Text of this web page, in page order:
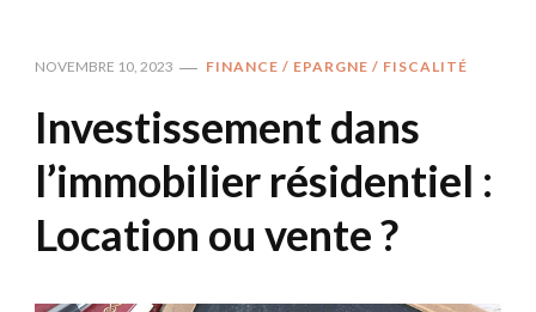
NOVEMBRE 10, 2023 FINANCE / EPARGNE / FISCALITÉ
Investissement dans
l’immobilier résidentiel :
Location ou vente ?